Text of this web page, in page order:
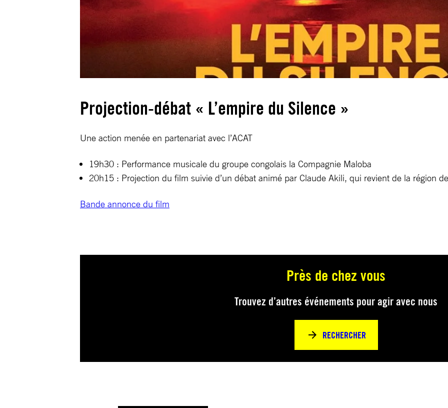
Projection-débat « L’empire du Silence »
Une action menée en partenariat avec l’ACAT
19h30 : Performance musicale du groupe congolais la Compagnie Maloba
20h15 : Projection du film suivie d’un débat animé par Claude Akili, qui revient de la région
Bande annonce du film
Près de chez vous
Trouvez d’autres événements pour agir avec nous
RECHERCHER